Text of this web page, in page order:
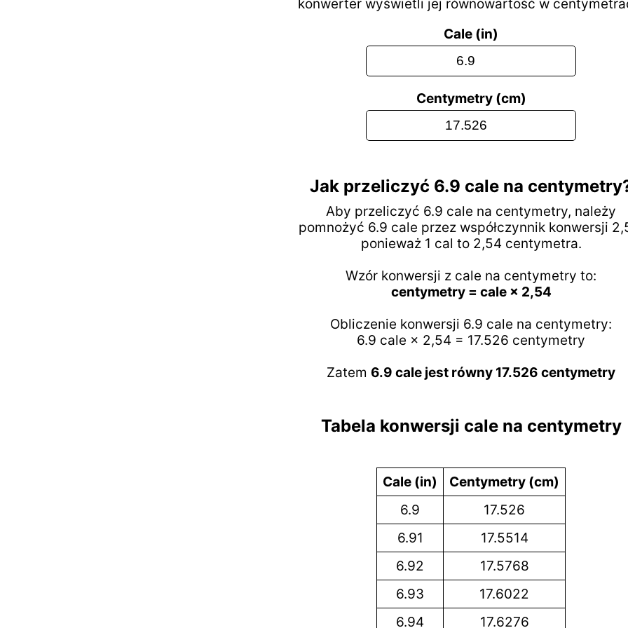
konwerter wyświetli jej równowartość w
Cale (in)
Centymetry (cm)
Jak przeliczyć 6.9 cale na
Aby przeliczyć 6.9 cale na centymetry, należy
pomnożyć 6.9 cale przez współczynnik konwersji
ponieważ 1 cal to 2,54 centymetra.
Wzór konwersji z cale na centymetry to:
centymetry = cale × 2,54
Obliczenie konwersji 6.9 cale na centymetry:
6.9 cale × 2,54 = 17.526 centymetry
Zatem 6.9 cale jest równy 17.526 centymetry
Tabela konwersji cale na centymetry
Cale (in)
Centymetry (cm)
6.9
17.526
6.91
17.5514
6.92
17.5768
6.93
17.6022
6.94
17.6276